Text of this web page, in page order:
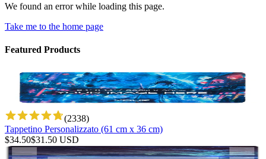
We found an error while loading this page.
Take me to the home page
Featured Products
(2338)
Tappetino Personalizzato (61 cm x 36 cm)
$34.50$31.50 USD